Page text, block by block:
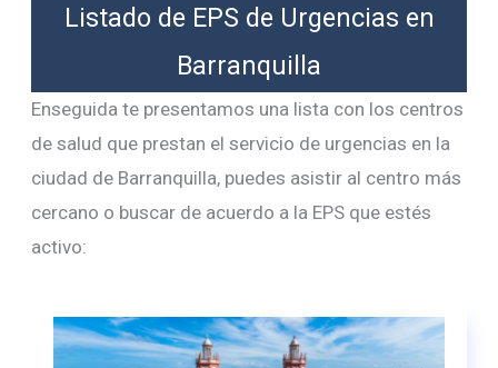
Listado de EPS de Urgencias en
Barranquilla
Enseguida te presentamos una lista con los centros
de salud que prestan el servicio de urgencias en la
ciudad de Barranquilla, puedes asistir al centro más
cercano o buscar de acuerdo a la EPS que estés
activo: